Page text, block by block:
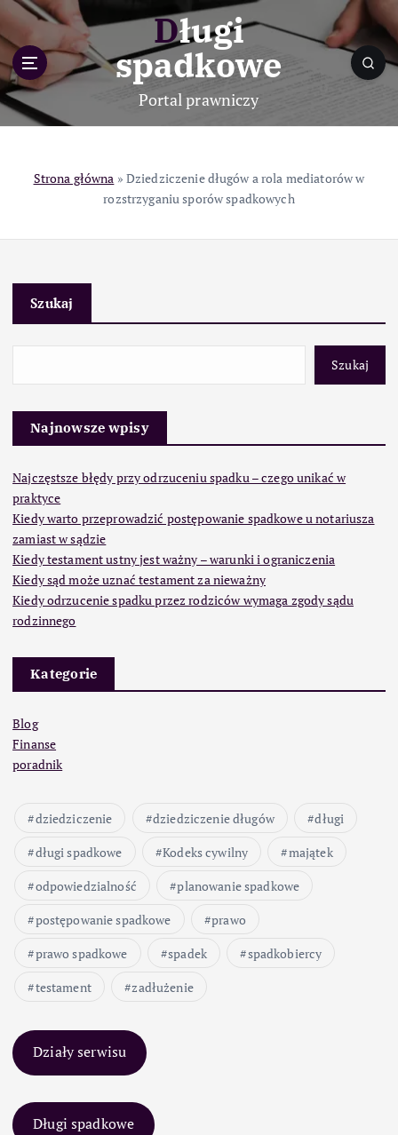
p
o
c
Długi
spadkowe
Portal prawniczy
Strona główna » Dziedziczenie długów a rola mediatorów w
rozstrzyganiu sporów spadkowych
Szukaj
Szukaj
Najnowsze wpisy
Najczęstsze błędy przy odrzuceniu spadku – czego unikać w
praktyce
Kiedy warto przeprowadzić postępowanie spadkowe u notariusza
zamiast w sądzie
Kiedy testament ustny jest ważny – warunki i ograniczenia
Kiedy sąd może uznać testament za nieważny
Kiedy odrzucenie spadku przez rodziców wymaga zgody sądu
rodzinnego
Kategorie
Blog
Finanse
poradnik
dziedziczenie dziedziczenie długów
długi
długi spadkowe
Kodeks cywilny
majątek
odpowiedzialność
planowanie spadkowe
postępowanie spadkowe
prawo
prawo spadkowe
spadek
spadkobiercy
testament
zadłużenie
Działy serwisu
Długi spadkowe